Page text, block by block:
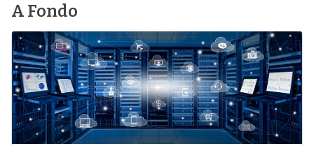
A Fondo